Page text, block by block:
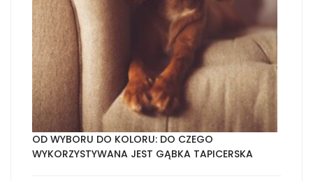
OD WYBORU DO KOLORU: DO CZEGO
WYKORZYSTYWANA JEST GĄBKA TAPICERSKA